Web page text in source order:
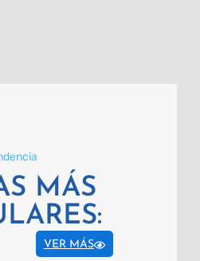
MÁS
VER MÁS